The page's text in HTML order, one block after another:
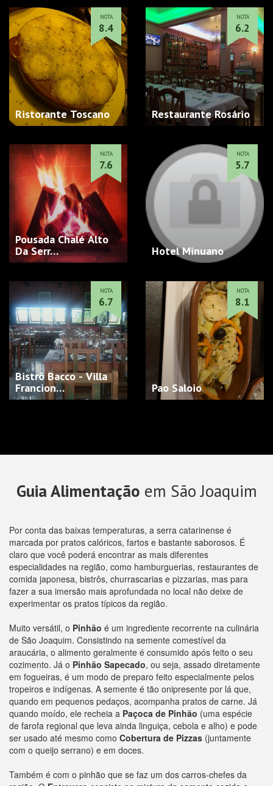
Ristorante Toscano
NOTA
8.4
Restaurante Rosário
NOTA
6.2
Pousada Chalé Alto
Da Serr…
NOTA
7.6
Hotel Minuano
NOTA
5.7
Bistrô Bacco - Villa
Francion…
NOTA
6.7
Pao Saloio
NOTA
8.1
Guia Alimentação em São Joaquim
Por conta das baixas temperaturas, a serra catarinense é
marcada por pratos calóricos, fartos e bastante saborosos. É
claro que você poderá encontrar as mais diferentes
especialidades na região, como hamburguerias, restaurantes de
comida japonesa, bistrôs, churrascarias e pizzarias, mas para
fazer a sua imersão mais aprofundada no local não deixe de
experimentar os pratos típicos da região.
Muito versátil, o Pinhão é um ingrediente recorrente na culinária
de São Joaquim. Consistindo na semente comestível da
araucária, o alimento geralmente é consumido após feito o seu
cozimento. Já o Pinhão Sapecado, ou seja, assado diretamente
em fogueiras, é um modo de preparo feito especialmente pelos
tropeiros e indígenas. A semente é tão onipresente por lá que,
quando em pequenos pedaços, acompanha pratos de carne. Já
quando moído, ele recheia a Paçoca de Pinhão (uma espécie
de farofa regional que leva ainda linguiça, cebola e alho) e pode
ser usado até mesmo como Cobertura de Pizzas (juntamente
com o queijo serrano) e em doces.
Também é com o pinhão que se faz um dos carros-chefes da